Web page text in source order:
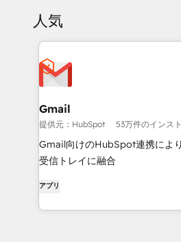
人気
Gmail
提供元：HubSpot 53万件のインス
Gmail向けのHubSpot連携によ
受信トレイに融合
アプリ